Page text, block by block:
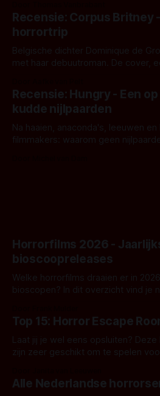
'Skeletons', een nieuwe creature
opnames zijn gestart in Australië.
Recensie: Corpus Britney
horrortrip
Belgische dichter Dominique de
met haar debuutroman. De cover,
achtergrond, belooft iets kleurrijks
iets ongrijpbaars. En dat maakt De
waar.
Recensie: Hungry - Een
kudde nijlpaarden
Na haaien, anaconda's, leeuwen
filmmakers: waarom geen
Horrorfilms 2026 -
bioscoopreleases
Welke horrorfilms draaien er in
bioscopen? In dit overzicht vind je
Top 15: Horror Escape
Laat jij je wel eens opsluiten?
zijn zeer geschikt om te spelen
Alle Nederlandse